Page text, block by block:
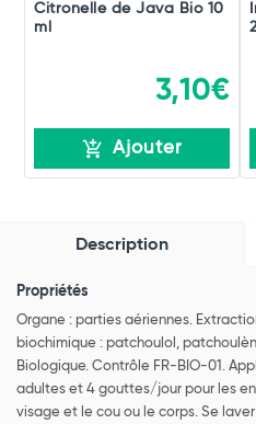
Citronelle de Java Bio 10
ml
3,10€
Ajouter
Description
Propriétés
Organe : parties aériennes.
biochimique : patchoulol,
Biologique. Contrôle FR-BIO-01.
adultes et 4 gouttes/jour pour les
visage et le cou ou le corps. Se